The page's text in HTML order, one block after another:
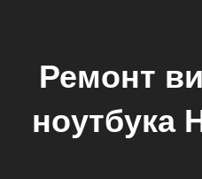
Ремонт
ноутбука